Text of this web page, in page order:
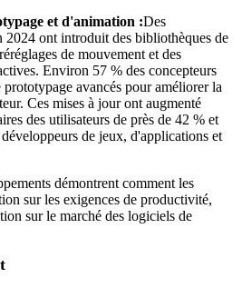
et d'animation :Des
2024 ont introduit des bibliothèques de
de mouvement et des
Environ 57 % des concepteurs
avancés pour améliorer la
Ces mises à jour ont augmenté
des utilisateurs de près de 42 % et
de jeux, d'applications et
démontrent comment les
sur les exigences de productivité,
sur le marché des logiciels de